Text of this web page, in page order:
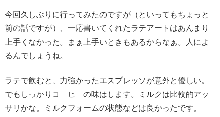
今回久しぶりに行ってみたのですが（といってもちょっと
前の話ですが）、一応書いてくれたラテアートはあんまり
上手くなかった。まぁ上手いときもあるからなぁ。人によ
るんでしょうね。
ラテで飲むと、力強かったエスプレッソが意外と優しい。
でもしっかりコーヒーの味はします。ミルクは比較的アッ
サリかな。ミルクフォームの状態などは良かったです。